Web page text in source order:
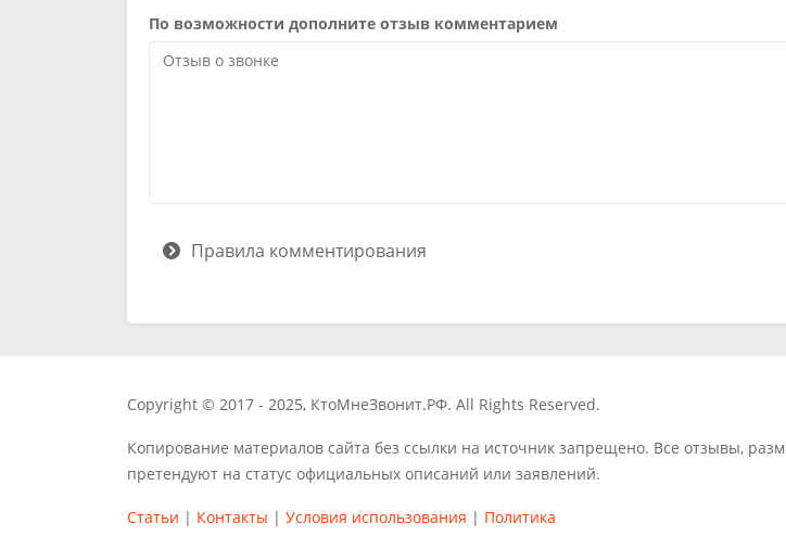
По возможности дополните отзыв комментарием
Правила комментирования
Copyright © 2017 - 2025, КтоМнеЗвонит.РФ. All Rights Reserved.
Копирование материалов сайта без ссылки на источник запрещено. Все отзывы,
претендуют на статус официальных описаний или заявлений.
Статьи | Контакты | Условия использования | Политика